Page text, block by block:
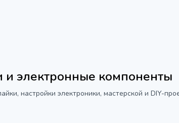
и электронные компоненты
настройки электроники, мастерской и DIY-